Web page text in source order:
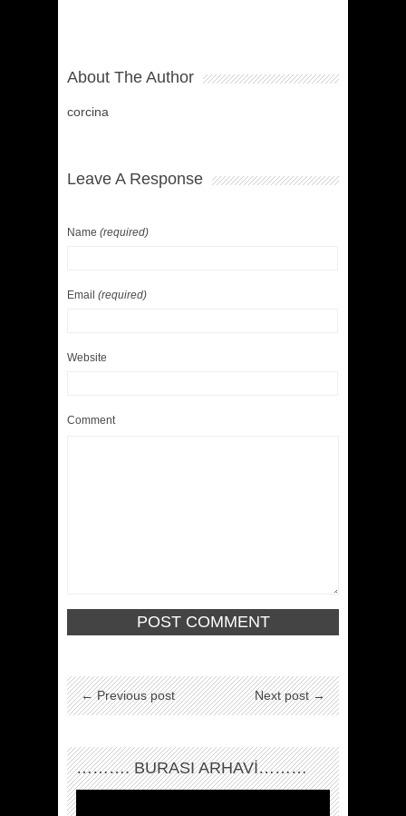
About The Author
corcina
Leave A Response
Name (required)
Email (required)
Website
Comment
← Previous post Next post →
………. BURASI ARHAVİ………